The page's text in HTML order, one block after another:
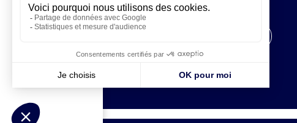
nous visiter" (Lc 1,28).